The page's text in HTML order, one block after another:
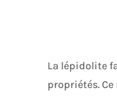
La lépidolite
propriétés.